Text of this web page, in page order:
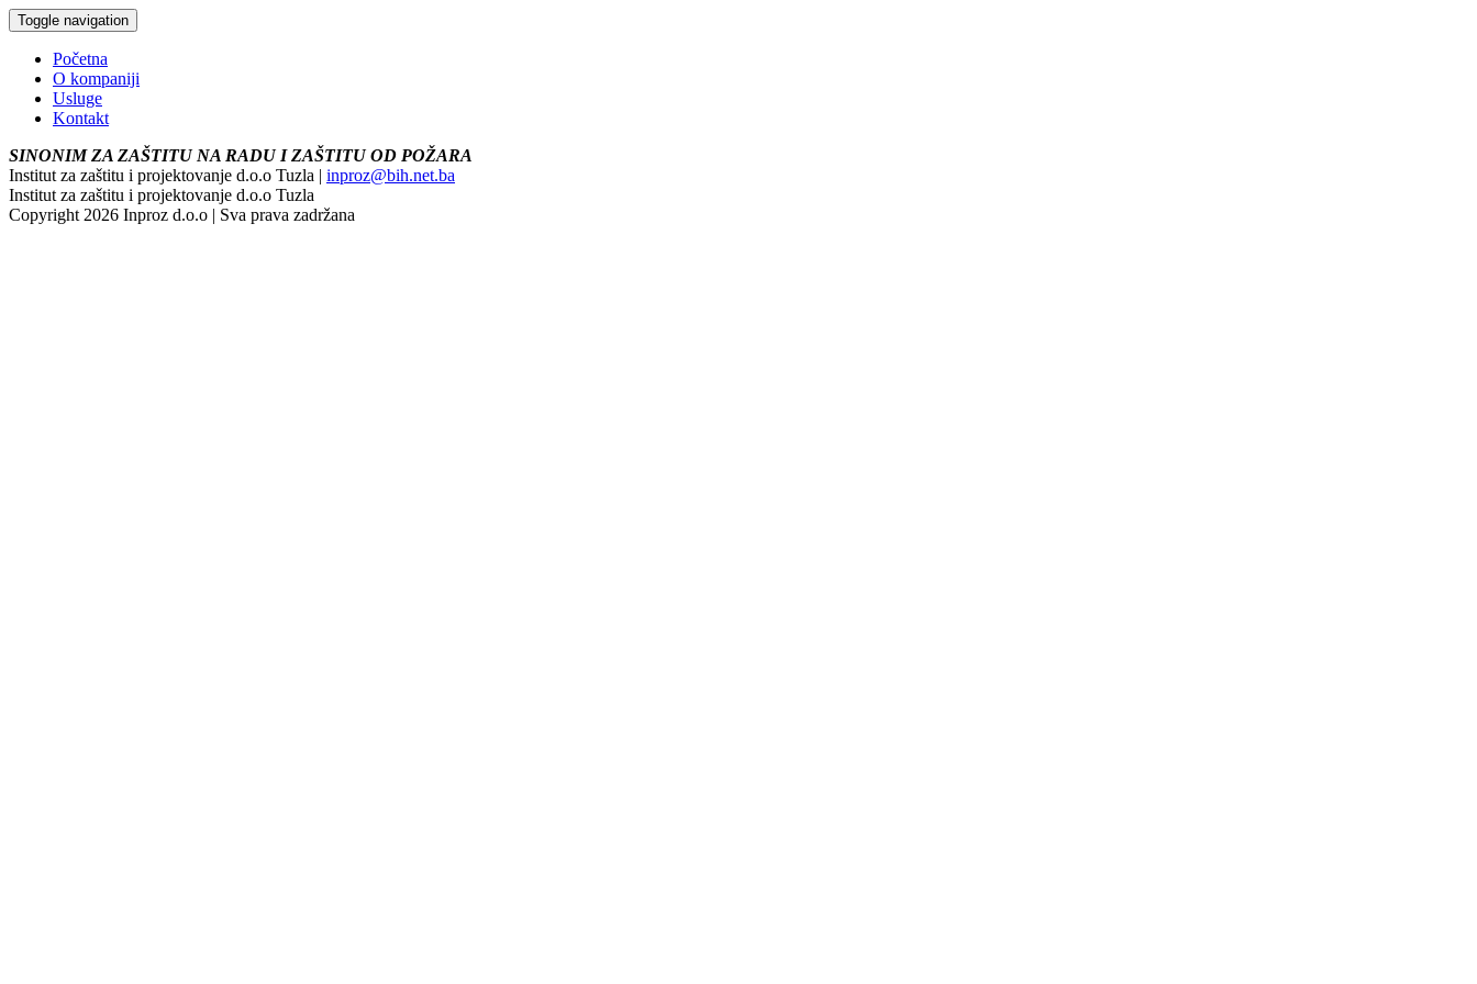
Toggle navigation
Početna
O kompaniji
Usluge
Kontakt
SINONIM ZA ZAŠTITU NA RADU I ZAŠTITU OD POŽARA
Institut za zaštitu i projektovanje d.o.o Tuzla | inproz@bih.net.ba
Institut za zaštitu i projektovanje d.o.o Tuzla
Copyright 2026 Inproz d.o.o | Sva prava zadržana